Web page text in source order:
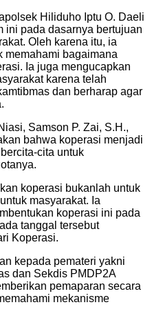
Hiliduho Iptu O. Daeli
ini pada dasarnya bertujuan
Oleh karena itu, ia
memahami bagaimana
Ia juga mengucapkan
karena telah
dan berharap agar
Samson P. Zai, S.H.,
bahwa koperasi menjadi
cita untuk
koperasi bukanlah untuk
masyarakat. Ia
koperasi ini pada
tanggal tersebut
Koperasi.
kepada pemateri yakni
dan Sekdis PMDP2A
pemaparan secara
mekanisme